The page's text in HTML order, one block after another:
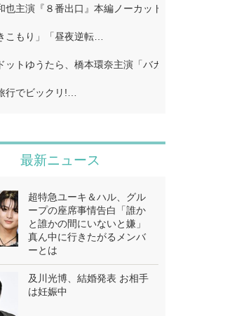
也主演『８番出口』本編ノーカット地上波初放
こもり」「昼夜逆転…
ットゆうたら、橋本環奈主演「バカンスの法則
行でビックリ!…
最新ニュース
超特急ユーキ＆ハル、グル
ープの座席事情告白「誰か
と誰かの間にいないと嫌」
真ん中に行きたがるメンバ
ーとは
及川光博、結婚発表 お相手
は妊娠中